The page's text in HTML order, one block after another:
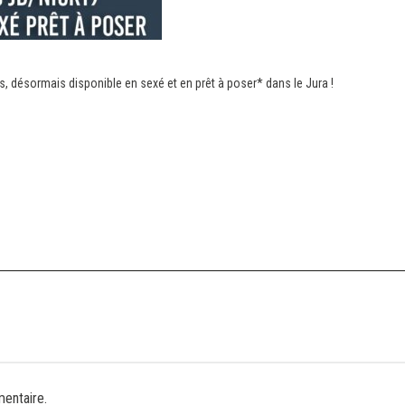
désormais disponible en sexé et en prêt à poser* dans le Jura !